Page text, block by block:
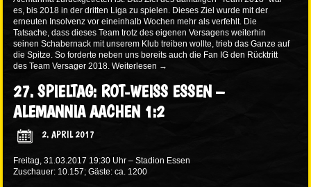
es, bis 2018 in der dritten Liga zu spielen. Dieses Ziel wurde mit der
erneuten Insolvenz vor eineinhalb Wochen mehr als verfehlt. Die
Tatsache, dass dieses Team trotz des eigenen Versagens weiterhin
seinen Schabernack mit unserem Klub treiben wollte, trieb das Ganze auf
die Spitze. So forderte neben uns bereits auch die Fan IG den Rücktritt
des Team Versager 2018.Weiterlesen →
27. SPIELTAG: ROT-WEISS ESSEN –
ALEMANNIA AACHEN 1:2
2. APRIL 2017
Freitag, 31.03.2017 19:30 Uhr – Stadion Essen
Zuschauer: 10.157; Gäste: ca. 1200